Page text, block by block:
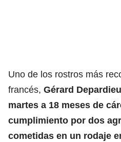
Uno de los rostros más
francés, Gérard
martes a 18 meses de
cumplimiento por dos
cometidas en un rodaje